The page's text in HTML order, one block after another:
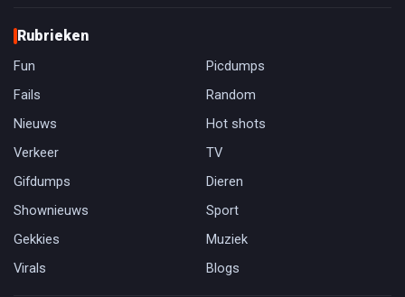
Rubrieken
Fun
Picdumps
Fails
Random
Nieuws
Hot shots
Verkeer
TV
Gifdumps
Dieren
Shownieuws
Sport
Gekkies
Muziek
Virals
Blogs